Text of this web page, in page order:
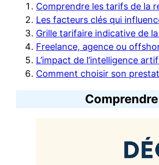
Comprendre les tarifs de la
Les facteurs clés qui
Grille tarifaire indicative de
Freelance, agence ou
L’impact de l’intelligence
Comment choisir son